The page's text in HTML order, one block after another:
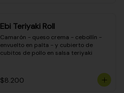
Ebi Teriyaki Roll
Camarón - queso crema - cebollín -
envuelto en palta - y cubierto de
cubitos de pollo en salsa teriyaki
$8.200